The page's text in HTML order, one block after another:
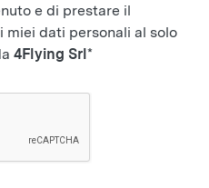
e di prestare il
dati personali al solo
4Flying Srl *